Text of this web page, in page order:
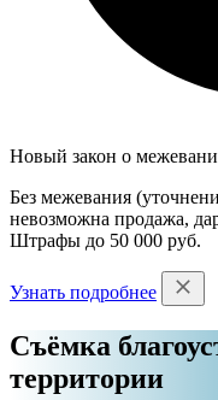
Новый закон о
Без межевания
невозможна продажа,
Штрафы до 50 000 руб.
Узнать подробнее
Съёмка
территории